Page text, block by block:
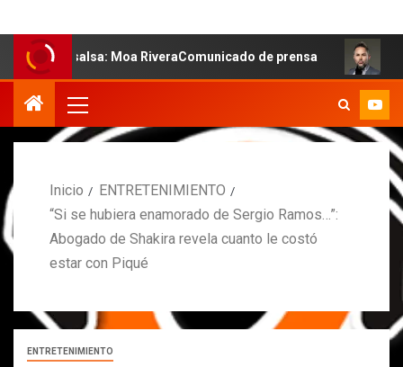
Moa RiveraComunicado de prensa MARCOS
Inicio
ENTRETENIMIENTO
“Si se hubiera enamorado de Sergio Ramos…”:
Abogado de Shakira revela cuanto le costó
estar con Piqué
ENTRETENIMIENTO